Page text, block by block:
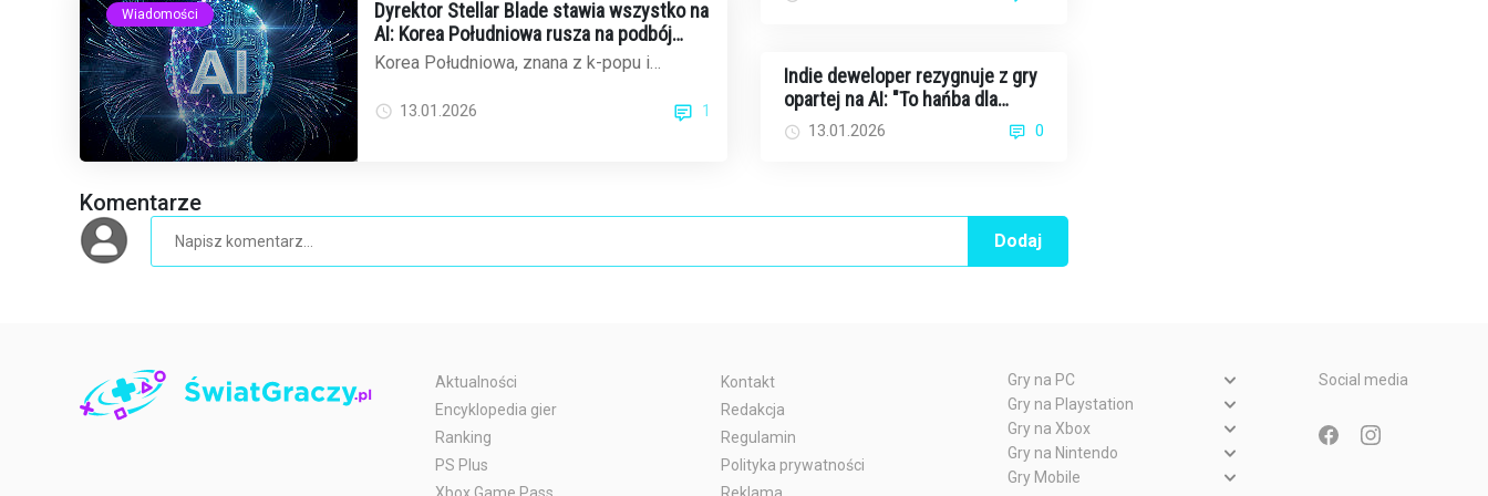
Wiadomości
Dyrektor Stellar Blade stawia wszystko na
AI: Korea Południowa rusza na podbój
globalnego rynku gier
Korea Południowa, znana z k-popu i
dominację w świecie gier wi...
13.01.2026 1
Indie deweloper rezygnuje z gry
opartej na AI: "To hańba dla
twórców i graczy"
13.01.2026 0
Komentarze
Dodaj
Aktualności
Encyklopedia gier
Ranking
PS Plus
Kontakt
Redakcja
Regulamin
Polityka prywatności
Gry na PC
Gry PC
Gry WWW
Gry na Playstation
Gry PlayStation 5
Gry PlayStation 4
Gry PlayStation 3
Gry na Xbox
Gry Xbox Series X
Gry Xbox One
Gry na Nintendo
Gry Nintendo Switch
Gry Mobile
Social media